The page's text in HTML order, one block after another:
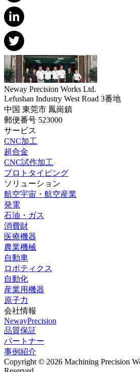
Neway Precision Works Ltd.
Lefushan Industry West Road 3番地
中国 東莞市 鳳崗鎮
郵便番号 523000
サービス
CNC加工
超合金
CNC試作加工
プロトタイピング
ソリューション
航空宇宙・航空産業
発電
石油・ガス
消費財
医療機器
農業機械
自動車
ロボティクス
自動化
産業用機器
原子力
会社情報
NewayPrecision
品質保証
パートナー
事例紹介
Copyright © 2026 Machining Precision